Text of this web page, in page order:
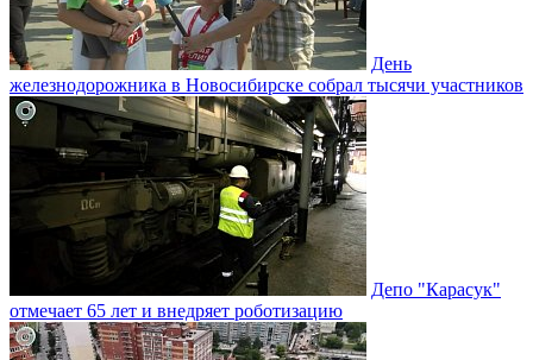
День
железнодорожника в Новосибирске собрал тысячи участников
Депо "Карасук"
отмечает 65 лет и внедряет роботизацию